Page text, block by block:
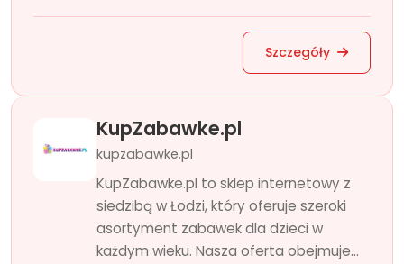
Szczegóły
KupZabawke.pl
kupzabawke.pl
KupZabawke.pl to sklep internetowy z
siedzibą w Łodzi, który oferuje szeroki
asortyment zabawek dla dzieci w
każdym wieku. Nasza oferta obejmuje...